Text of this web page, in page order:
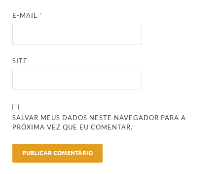
E-MAIL*
SITE
SALVAR MEUS DADOS NESTE NAVEGADOR PARA A
PRÓXIMA VEZ QUE EU COMENTAR.